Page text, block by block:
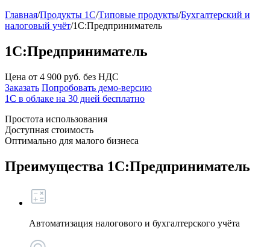
Главная/Продукты 1С/Типовые продукты/Бухгалтерский и
налоговый учёт/1С:Предприниматель
1С:Предприниматель
Цена от 4 900 руб. без НДС
Заказать Попробовать демо-версию
1С в облаке на 30 дней бесплатно
Простота использования
Доступная стоимость
Оптимально для малого бизнеса
Преимущества 1С:Предприниматель
Автоматизация налогового и бухгалтерского учёта